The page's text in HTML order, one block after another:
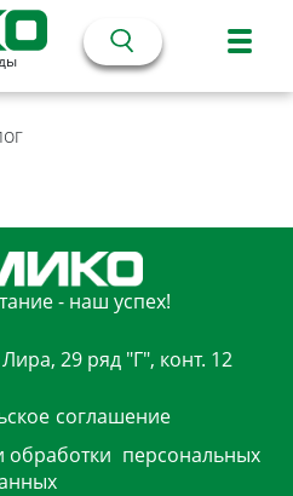
- наш успех!
29 ряд "Г", конт. 12
соглашение
обработки персональных